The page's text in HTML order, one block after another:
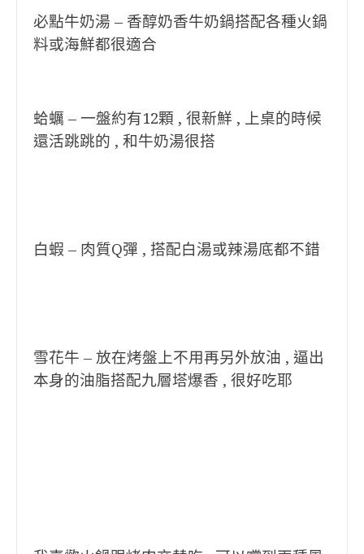
必點牛奶湯 – 香醇奶香牛奶鍋搭配各種火鍋
料或海鮮都很適合
蛤蠣 – 一盤約有12顆 , 很新鮮 , 上桌的時候
還活跳跳的 , 和牛奶湯很搭
白蝦 – 肉質Q彈 , 搭配白湯或辣湯底都不錯
雪花牛 – 放在烤盤上不用再另外放油 , 逼出
本身的油脂搭配九層塔爆香 , 很好吃耶